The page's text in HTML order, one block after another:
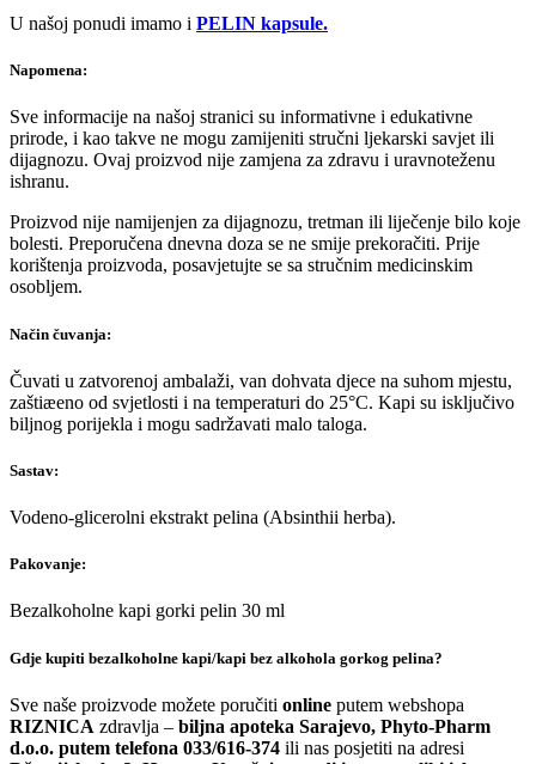
U našoj ponudi imamo i PELIN kapsule.
Napomena:
Sve informacije na našoj stranici su informativne i edukativne
prirode, i kao takve ne mogu zamijeniti stručni ljekarski savjet ili
dijagnozu. Ovaj proizvod nije zamjena za zdravu i uravnoteženu
ishranu.
Proizvod nije namijenjen za dijagnozu, tretman ili liječenje bilo koje
bolesti. Preporučena dnevna doza se ne smije prekoračiti. Prije
korištenja proizvoda, posavjetujte se sa stručnim medicinskim
osobljem.
Način čuvanja:
Čuvati u zatvorenoj ambalaži, van dohvata djece na suhom mjestu,
zaštiæeno od svjetlosti i na temperaturi do 25°C. Kapi su isključivo
biljnog porijekla i mogu sadržavati malo taloga.
Sastav:
Vodeno-glicerolni ekstrakt pelina (Absinthii herba).
Pakovanje:
Bezalkoholne kapi gorki pelin 30 ml
Gdje kupiti bezalkoholne kapi/kapi bez alkohola gorkog pelina?
Sve naše proizvode možete poručiti online putem webshopa
RIZNICA zdravlja – biljna apoteka Sarajevo, Phyto-Pharm
d.o.o. putem telefona 033/616-374 ili nas posjetiti na adresi